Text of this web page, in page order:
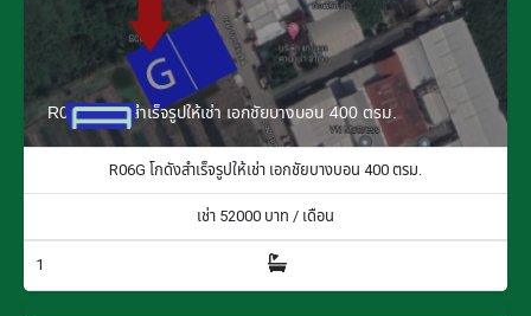
R06G โกดังสำเร็จรูปให้เช่า เอกชัยบางบอน 400 ตรม.
R06G โกดังสำเร็จรูปให้เช่า เอกชัยบางบอน 400 ตรม.
เช่า 52000 บาท / เดือน
1